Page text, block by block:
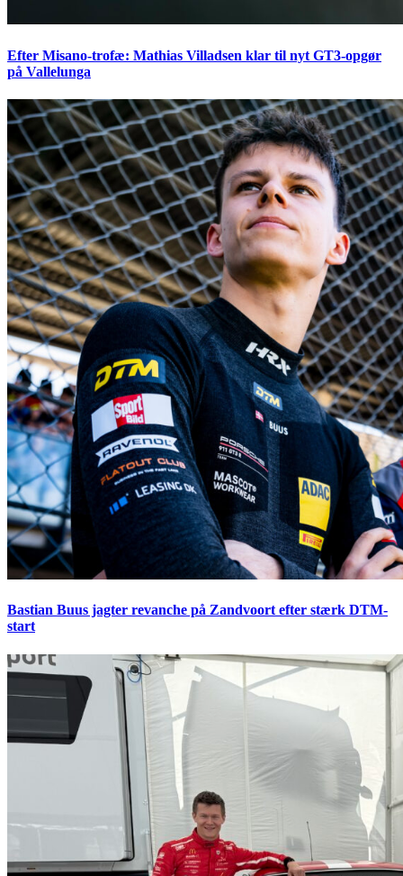
Efter Misano-trofæ: Mathias Villadsen klar til nyt GT3-opgør
på Vallelunga
Bastian Buus jagter revanche på Zandvoort efter stærk DTM-
start